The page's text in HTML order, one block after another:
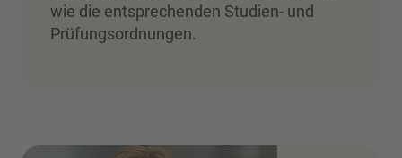
wie die entsprechenden Studien- und
Prüfungsordnungen.